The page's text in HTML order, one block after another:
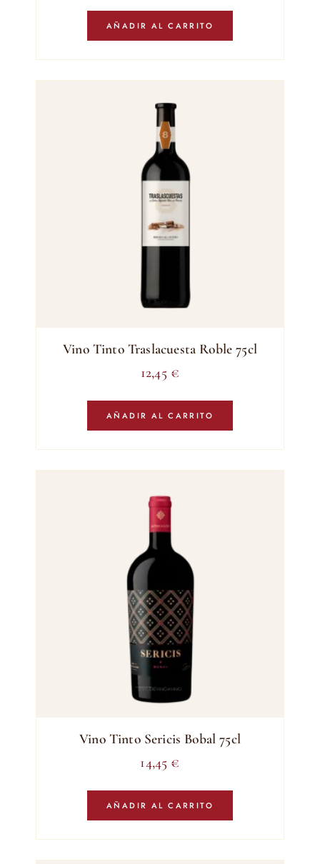
AÑADIR AL CARRITO
Vino Tinto Traslacuesta Roble 75cl
12,45 €
AÑADIR AL CARRITO
Vino Tinto Sericis Bobal 75cl
14,45 €
AÑADIR AL CARRITO